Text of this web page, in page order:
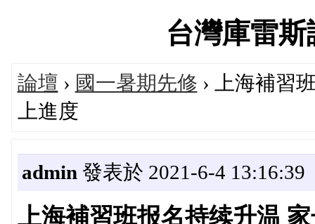
台灣庫雷
論壇 › 國一暑期先修 › 上海補習
上進度
admin 發表於 2021-6-4 13:16:39
上海補習班报名持续升温